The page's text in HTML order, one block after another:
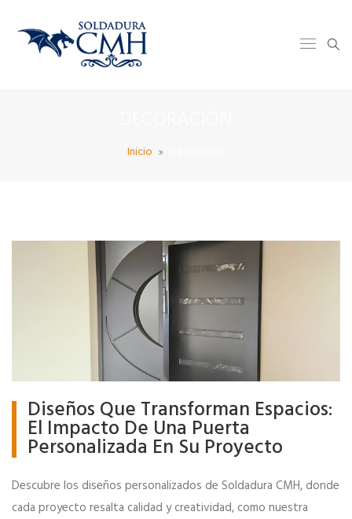
Inicio
Diseños Que Transforman Espacios:
El Impacto De Una Puerta
Personalizada En Su Proyecto
Descubre los diseños personalizados de Soldadura CMH, donde
cada proyecto resalta calidad y creatividad, como nuestra